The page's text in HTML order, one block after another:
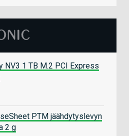
NV3 1 TB M.2 PCI Express
PTM jäähdytyslevyn
2 g